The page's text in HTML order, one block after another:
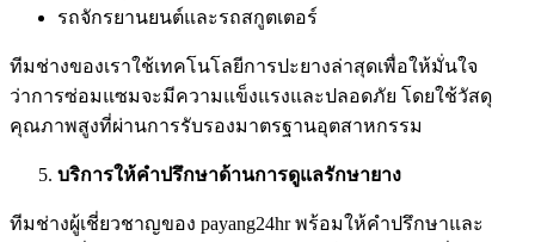
รถจักรยานยนต์และรถสกูตเตอร์
ทีมช่างของเราใช้เทคโนโลยีการปะยางล่าสุดเพื่อให้มั่นใจ
ว่าการซ่อมแซมจะมีความแข็งแรงและปลอดภัย โดยใช้วัสดุ
คุณภาพสูงที่ผ่านการรับรองมาตรฐานอุตสาหกรรม
บริการให้คำปรึกษาด้านการดูแลรักษายาง
ทีมช่างผู้เชี่ยวชาญของ payang24hr พร้อมให้คำปรึกษาและ